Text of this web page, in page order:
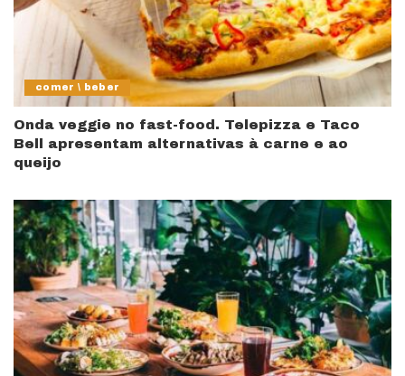
comer \ beber
Onda veggie no fast-food. Telepizza e Taco
Bell apresentam alternativas à carne e ao
queijo